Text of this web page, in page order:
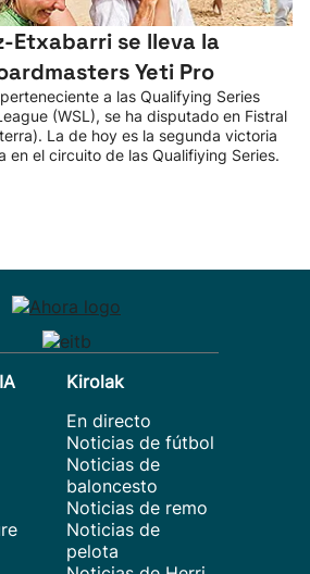
Etxabarri se lleva la
Yeti Pro
a las Qualifying Series
(WSL), se ha disputado en Fistral
La de hoy es la segunda victoria
en el circuito de las Qualifiying Series.
Kirolak
En directo
Noticias de fútbol
Noticias de
baloncesto
Noticias de remo
Noticias de
pelota